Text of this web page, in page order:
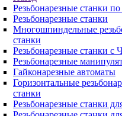
Резьбонарезные станки
Резьбонарезные станки
Многошпиндельные
станки
Резьбонарезные станки с
Резьбонарезные
Гайконарезные автоматы
Горизонтальные
станки
Резьбонарезные станки